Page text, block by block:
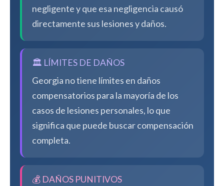
negligente y que esa negligencia causó
directamente sus lesiones y daños.
🏛️ LÍMITES DE DAÑOS
Georgia no tiene límites en daños
compensatorios para la mayoría de los
casos de lesiones personales, lo que
significa que puede buscar compensación
completa.
💰 DAÑOS PUNITIVOS